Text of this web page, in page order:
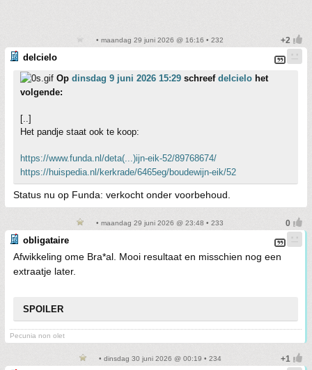
• maandag 29 juni 2026 @ 16:16 • 232
delcielo
Op dinsdag 9 juni 2026 15:29 schreef delcielo het
volgende:
[..]
Het pandje staat ook te koop:
https://www.funda.nl/deta(...)ijn-eik-52/89768674/
https://huispedia.nl/kerkrade/6465eg/boudewijn-eik/52
Status nu op Funda: verkocht onder voorbehoud.
• maandag 29 juni 2026 @ 23:48 • 233
obligataire
Afwikkeling ome Bra*al. Mooi resultaat en misschien nog een
extraatje later.
SPOILER
Pecunia non olet
• dinsdag 30 juni 2026 @ 00:19 • 234